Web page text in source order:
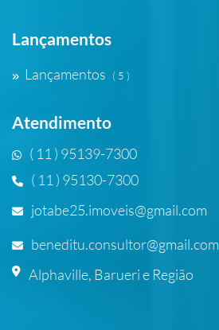
Lançamentos
Lançamentos ( 5 )
Atendimento
( 11 ) 95139-7300
( 11 ) 95130-7300
jotabe25.imoveis@gmail.com
beneditu.consultor@gmail.com
Alphaville, Barueri e Região